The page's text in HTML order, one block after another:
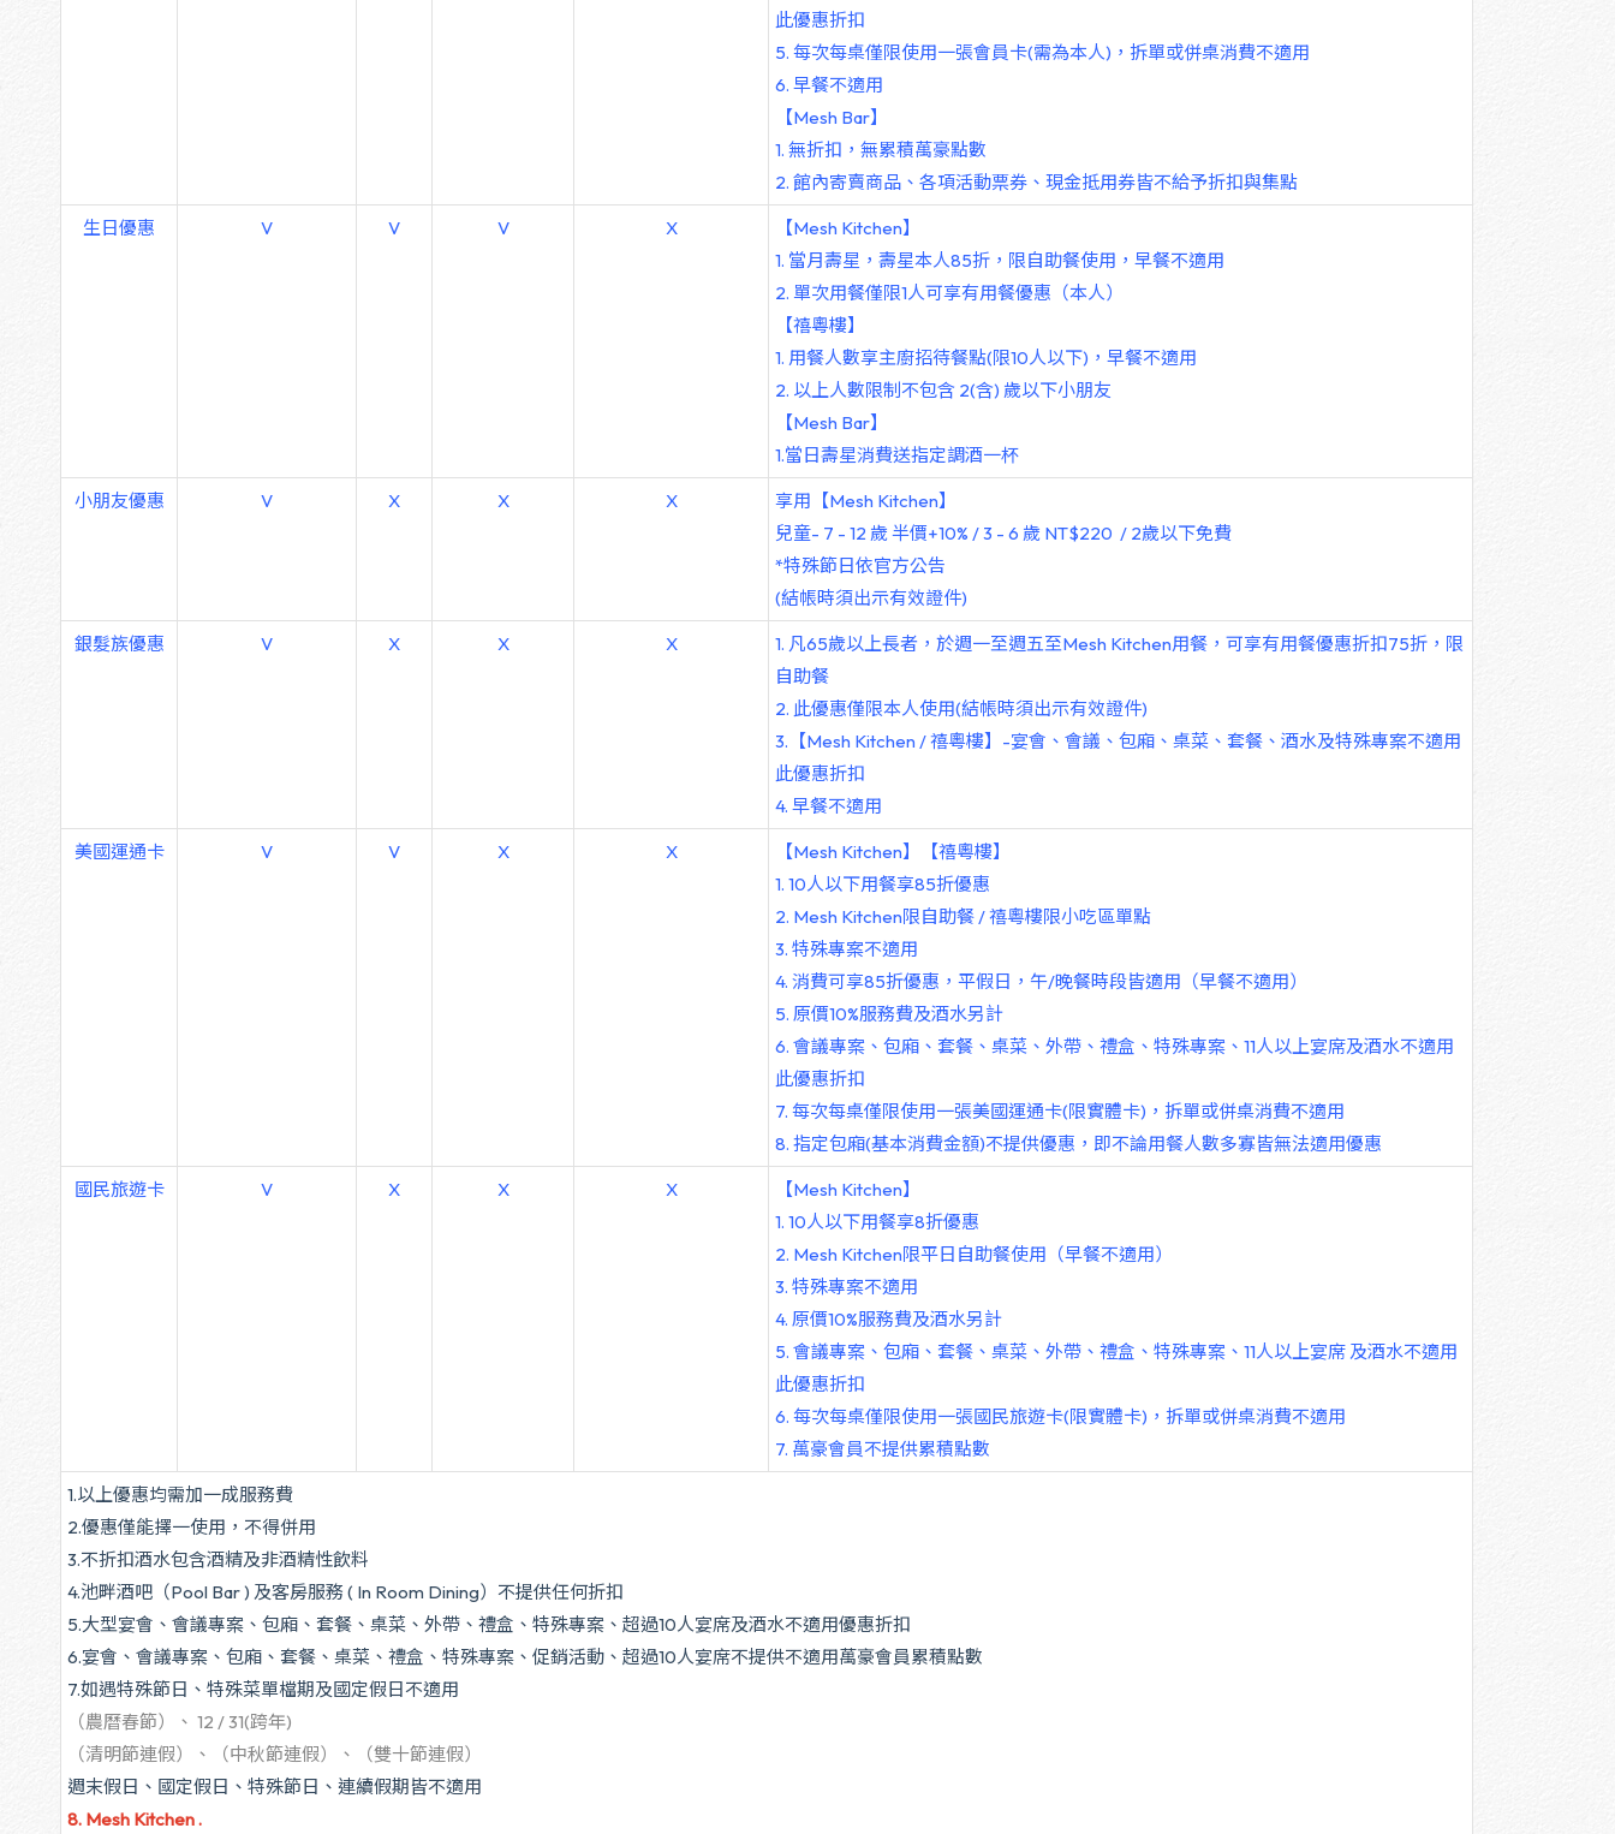
此優惠折扣
5. 每次每桌僅限使用一張會員卡(需為本人) ，拆單或併桌消費不適用
6. 早餐不適用
【Mesh Bar】
1. 無折扣，無累積萬豪點數
2. 館內寄賣商品、各項活動票券、現金抵用券皆不給予折扣與集點
生日優惠
V V V X
【Mesh Kitchen】
1. 當月壽星，壽星本人85折，限自助餐使用，早餐不適用
2. 單次用餐僅限1人可享有用餐優惠（本人）
【禧粵樓】
1. 用餐人數享主廚招待餐點(限10人以下)，早餐不適用
2. 以上人數限制不包含 2(含) 歲以下小朋友
【Mesh Bar】
1.當日壽星消費送指定調酒一杯
小朋友優惠
V X X X
享用【Mesh Kitchen】
兒童- 7 - 12 歲 半價+10% / 3 - 6 歲 NT$220 / 2歲以下免費
*特殊節日依官方公告
(結帳時須出示有效證件)
銀髮族優惠
V X X X
1. 凡65歲以上長者，於週一至週五至Mesh Kitchen用餐，可享有用餐優惠折扣75折，限
自助餐
2. 此優惠僅限本人使用(結帳時須出示有效證件)
3.【Mesh Kitchen / 禧粵樓】-宴會、會議、包廂、桌菜、套餐、酒水及特殊專案不適用
此優惠折扣
4. 早餐不適用
美國運通卡
V V X X
【Mesh Kitchen】【禧粵樓】
1. 10人以下用餐享85折優惠
2. Mesh Kitchen限自助餐 / 禧粵樓限小吃區單點
3. 特殊專案不適用
4. 消費可享85折優惠，平假日，午/晚餐時段皆適用（早餐不適用）
5. 原價10%服務費及酒水另計
6. 會議專案、包廂、套餐、桌菜、外帶、禮盒、特殊專案、11人以上宴席及酒水不適用
此優惠折扣
7. 每次每桌僅限使用一張美國運通卡(限實體卡)，拆單或併桌消費不適用
8. 指定包廂(基本消費金額)不提供優惠，即不論用餐人數多寡皆無法適用優惠
國民旅遊卡
V X X X
【Mesh Kitchen】
1. 10人以下用餐享8折優惠
2. Mesh Kitchen限平日自助餐使用（早餐不適用）
3. 特殊專案不適用
4. 原價10%服務費及酒水另計
5. 會議專案、包廂、套餐、桌菜、外帶、禮盒、特殊專案、11人以上宴席 及酒水不適用
此優惠折扣
6. 每次每桌僅限使用一張國民旅遊卡(限實體卡)，拆單或併桌消費不適用
7. 萬豪會員不提供累積點數
1.以上優惠均需加一成服務費
2.優惠僅能擇一使用，不得併用
3.不折扣酒水包含酒精及非酒精性飲料
4.池畔酒吧（Pool Bar ) 及客房服務 ( In Room Dining）不提供任何折扣
5.大型宴會、會議專案、包廂、套餐、桌菜、外帶、禮盒、特殊專案、超過10人宴席及酒水不適用優惠折扣
6.宴會、會議專案、包廂、套餐、桌菜、禮盒、特殊專案、促銷活動、超過10人宴席不提供不適用萬豪會員累積點數
7.如遇特殊節日、特殊菜單檔期及國定假日不適用
（農曆春節）、 12 / 31(跨年)
（清明節連假）、（中秋節連假）、（雙十節連假）
週末假日、國定假日、特殊節日、連續假期皆不適用
8. Mesh Kitchen .